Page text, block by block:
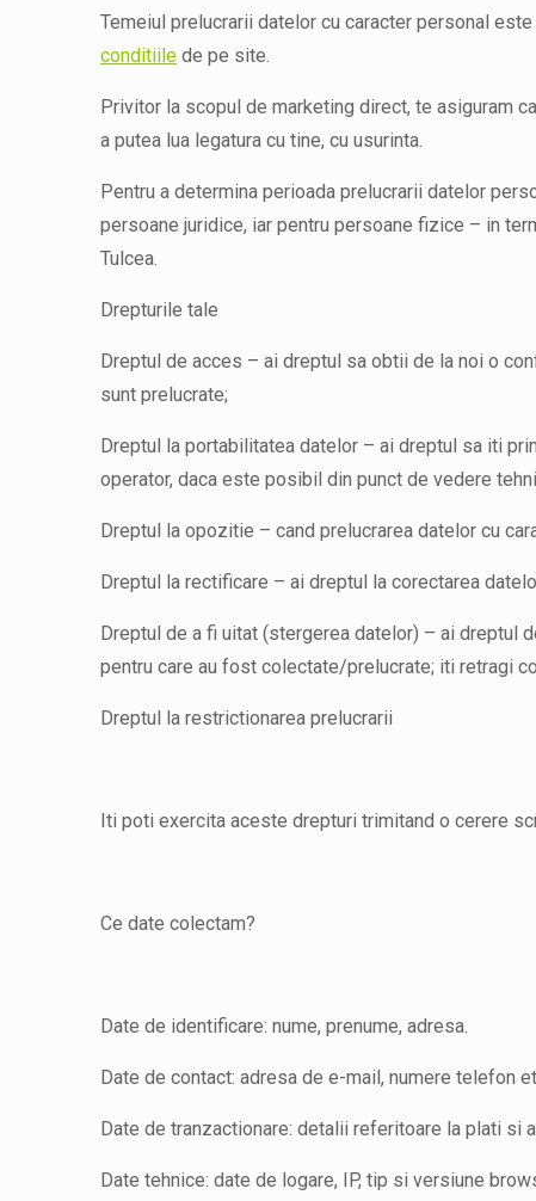
Temeiul prelucrarii datelor cu caracter personal
conditiile de pe site.
Privitor la scopul de marketing direct, te asiguram
a putea lua legatura cu tine, cu usurinta.
Pentru a determina perioada prelucrarii datelor
persoane juridice, iar pentru persoane fizice – in
Tulcea.
Drepturile tale
Dreptul de acces – ai dreptul sa obtii de la noi o
sunt prelucrate;
Dreptul la portabilitatea datelor – ai dreptul sa iti
operator, daca este posibil din punct de vedere
Dreptul la opozitie – cand prelucrarea datelor cu
Dreptul la rectificare – ai dreptul la corectarea
Dreptul de a fi uitat (stergerea datelor) – ai dreptul
pentru care au fost colectate/prelucrate; iti retragi
Dreptul la restrictionarea prelucrarii
Iti poti exercita aceste drepturi trimitand o cerere
Ce date colectam?
Date de identificare: nume, prenume, adresa.
Date de contact: adresa de e-mail, numere telefon
Date de tranzactionare: detalii referitoare la plati si
Date tehnice: date de logare, IP, tip si versiune